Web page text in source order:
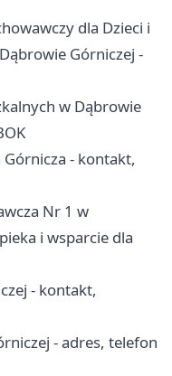
dla Dzieci i
Górniczej -
w Dąbrowie
Górnicza - kontakt,
Nr 1 w
i wsparcie dla
- kontakt,
- adres, telefon